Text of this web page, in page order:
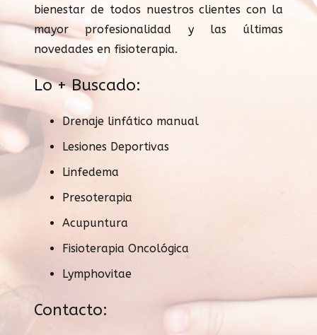
bienestar de todos nuestros clientes con la
mayor profesionalidad y las últimas
novedades en fisioterapia.
Lo + Buscado:
Drenaje linfático manual
Lesiones Deportivas
Linfedema
Presoterapia
Acupuntura
Fisioterapia Oncológica
Lymphovitae
Contacto: